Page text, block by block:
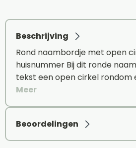
Beschrijving
Rond naambordje met open
huisnummer Bij dit ronde
tekst een open cirkel rondom
Meer
Beoordelingen